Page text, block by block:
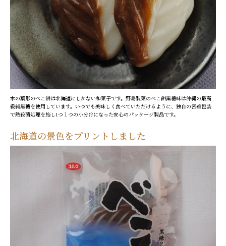
木の葉形のべこ餅は北海道にしかない和菓子です。野島製菓のべこ餅黒糖味は沖縄の最高
級純黒糖を使用しています。いつでも美味しく食べていただけるように、独自の密着包装
で熱殺菌処理を施し1つ１つの小分けになった安心のパッケージ製品です。
北海道の景色をプリントしました